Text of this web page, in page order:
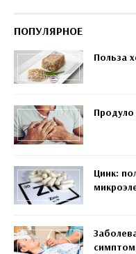
ПОПУЛЯРНОЕ
Польза
Продуло
Цинк: